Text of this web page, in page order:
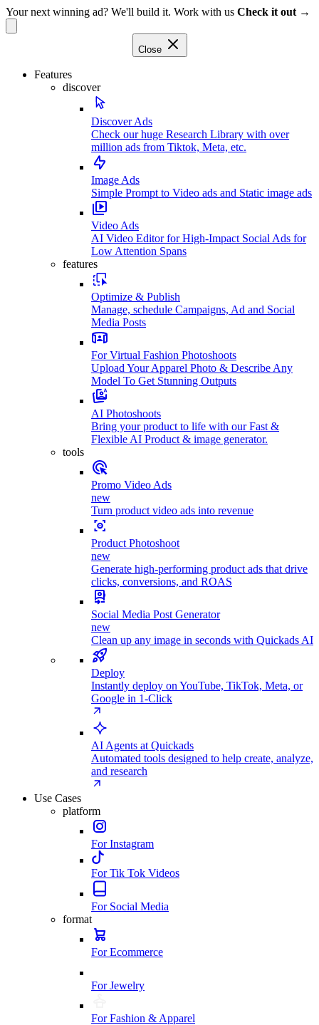
Your next winning ad? We'll build it. Work with us Check it out →
Close
Features
discover
Discover Ads
Check our huge Research Library with over
million ads from Tiktok, Meta, etc.
Image Ads
Simple Prompt to Video ads and Static image ads
Video Ads
AI Video Editor for High-Impact Social Ads for
Low Attention Spans
features
Optimize & Publish
Manage, schedule Campaigns, Ad and Social
Media Posts
For Virtual Fashion Photoshoots
Upload Your Apparel Photo & Describe Any
Model To Get Stunning Outputs
AI Photoshoots
Bring your product to life with our Fast &
Flexible AI Product & image generator.
tools
Promo Video Ads
new
Turn product video ads into revenue
Product Photoshoot
new
Generate high-performing product ads that drive
clicks, conversions, and ROAS
Social Media Post Generator
new
Clean up any image in seconds with Quickads AI
Deploy
Instantly deploy on YouTube, TikTok, Meta, or
Google in 1-Click
AI Agents at Quickads
Automated tools designed to help create, analyze,
and research
Use Cases
platform
For Instagram
For Tik Tok Videos
For Social Media
format
For Ecommerce
For Jewelry
For Fashion & Apparel